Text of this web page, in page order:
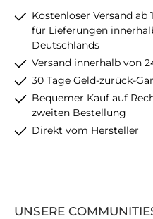
Kostenloser Versand ab
für Lieferungen
Deutschlands
Versand innerhalb von
30 Tage Geld-zurück-
Bequemer Kauf auf
zweiten Bestellung
Direkt vom Hersteller
UNSERE